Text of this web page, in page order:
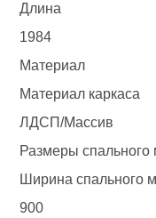
Длина
1984
Материал
Материал каркаса
ЛДСП/Массив
Размеры спального
Ширина спального
900